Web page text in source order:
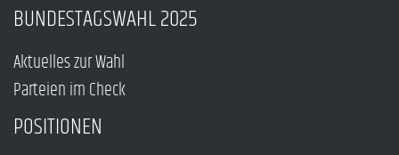
BUNDESTAGSWAHL 2025
Aktuelles zur Wahl
Parteien im Check
POSITIONEN